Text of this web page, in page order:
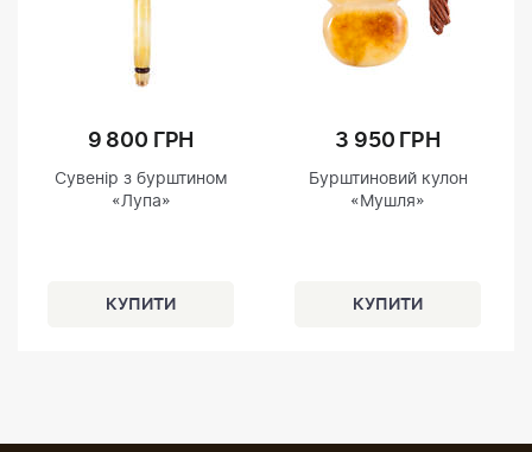
9 800 ГРН
Сувенір з бурштином
«Лупа»
3 950 ГРН
Бурштиновий кулон
«Мушля»